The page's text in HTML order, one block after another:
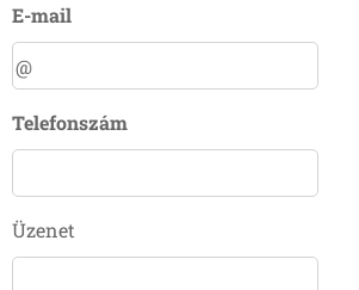
E-mail
Telefonszám
Üzenet